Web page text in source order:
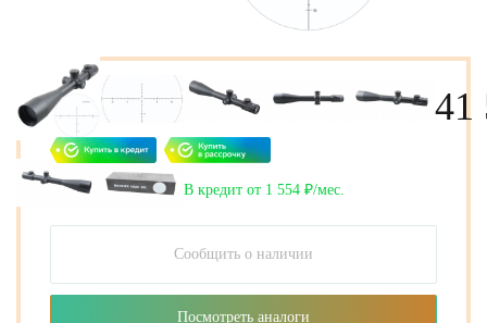
41
В кредит от 1 554 ₽/мес.
Сообщить о наличии
Посмотреть аналоги